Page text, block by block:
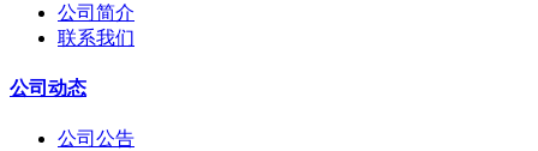
公司简介
联系我们
公司动态
公司公告